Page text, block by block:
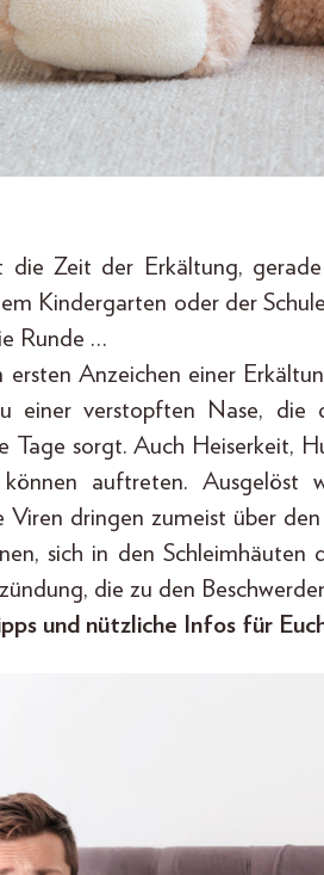
die Zeit der Erkältung,
Kindergarten oder der
Runde …
ersten Anzeichen einer
einer verstopften Nase,
Tage sorgt. Auch Heiserkeit,
auftreten. Ausgelöst
Viren dringen zumeist über
sich in den Schleimhäuten
die zu den
und nützliche Infos für